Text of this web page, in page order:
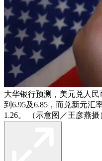
大华银行预测，美元兑人
到6.95及6.85，而兑新元汇
1.26。 （示意图／王彦燕摄